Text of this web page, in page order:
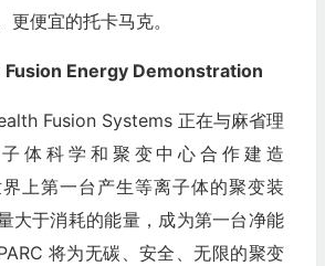
更便宜的托卡马克。
Fusion Energy Demonstration
Fusion Systems 正在与麻省理
体科学和聚变中心合作建造
界上第一台产生等离子体的聚变装
大于消耗的能量，成为第一台净能
将为无碳、安全、无限的聚变